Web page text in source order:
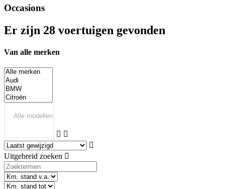
Occasions
Er zijn 28 voertuigen gevonden
Van alle merken
Uitgebreid zoeken